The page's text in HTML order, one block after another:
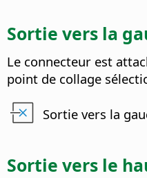
Sortie vers la
Le connecteur est
point de collage
Sortie vers la
Sortie vers le